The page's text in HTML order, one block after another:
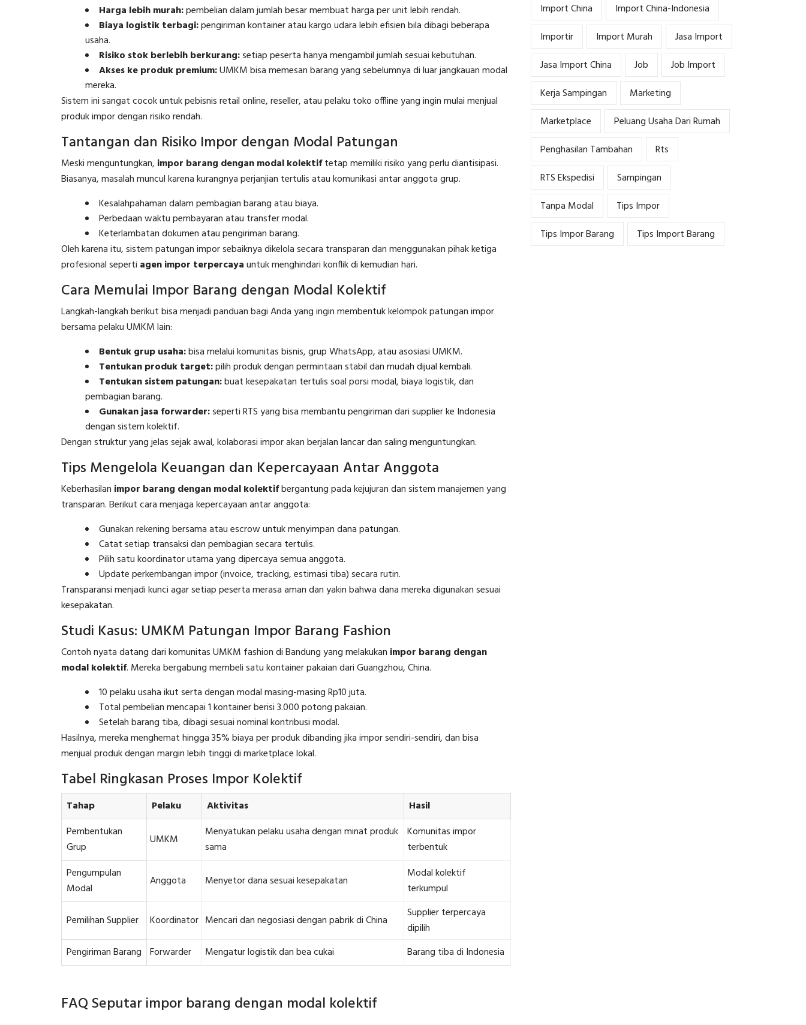
Harga lebih murah:pembelian dalam jumlah besar membuat harga per unit lebih rendah.
Biaya logistik terbagi:pengiriman kontainer atau kargo udara lebih efisien bila dibagi beberapa
usaha.
Risiko stok berlebih berkurang:setiap peserta hanya mengambil jumlah sesuai kebutuhan.
Akses ke produk premium:UMKM bisa memesan barang yang sebelumnya di luar jangkauan modal
mereka.
Sistem ini sangat cocok untuk pebisnis retail online, reseller, atau pelaku toko offline yang ingin mulai menjual
produk impor dengan risiko rendah.
Tantangan dan Risiko Impor dengan Modal Patungan
Meski menguntungkan, impor barang dengan modal kolektiftetap memiliki risiko yang perlu diantisipasi.
Biasanya, masalah muncul karena kurangnya perjanjian tertulis atau komunikasi antar anggota grup.
Kesalahpahaman dalam pembagian barang atau biaya.
Perbedaan waktu pembayaran atau transfer modal.
Keterlambatan dokumen atau pengiriman barang.
Oleh karena itu, sistem patungan impor sebaiknya dikelola secara transparan dan menggunakan pihak ketiga
profesional seperti agen impor terpercayauntuk menghindari konflik di kemudian hari.
Cara Memulai Impor Barang dengan Modal Kolektif
Langkah-langkah berikut bisa menjadi panduan bagi Anda yang ingin membentuk kelompok patungan impor
bersama pelaku UMKM lain:
Bentuk grup usaha:bisa melalui komunitas bisnis, grup WhatsApp, atau asosiasi UMKM.
Tentukan produk target:pilih produk dengan permintaan stabil dan mudah dijual kembali.
Tentukan sistem patungan:buat kesepakatan tertulis soal porsi modal, biaya logistik, dan
pembagian barang.
Gunakan jasa forwarder:seperti RTS yang bisa membantu pengiriman dari supplier ke Indonesia
dengan sistem kolektif.
Dengan struktur yang jelas sejak awal, kolaborasi impor akan berjalan lancar dan saling menguntungkan.
Tips Mengelola Keuangan dan Kepercayaan Antar Anggota
Keberhasilan impor barang dengan modal kolektifbergantung pada kejujuran dan sistem manajemen yang
transparan. Berikut cara menjaga kepercayaan antar anggota:
Gunakan rekening bersama atau escrow untuk menyimpan dana patungan.
Catat setiap transaksi dan pembagian secara tertulis.
Pilih satu koordinator utama yang dipercaya semua anggota.
Update perkembangan impor (invoice, tracking, estimasi tiba) secara rutin.
Transparansi menjadi kunci agar setiap peserta merasa aman dan yakin bahwa dana mereka digunakan sesuai
kesepakatan.
Studi Kasus: UMKM Patungan Impor Barang Fashion
Contoh nyata datang dari komunitas UMKM fashion di Bandung yang melakukan impor barang dengan
modal kolektif. Mereka bergabung membeli satu kontainer pakaian dari Guangzhou, China.
10 pelaku usaha ikut serta dengan modal masing-masing Rp10 juta.
Total pembelian mencapai 1 kontainer berisi 3.000 potong pakaian.
Setelah barang tiba, dibagi sesuai nominal kontribusi modal.
Hasilnya, mereka menghemat hingga 35% biaya per produk dibanding jika impor sendiri-sendiri, dan bisa
menjual produk dengan margin lebih tinggi di marketplace lokal.
Tabel Ringkasan Proses Impor Kolektif
Tahap Pelaku Aktivitas
Hasil
Pembentukan
Grup
UMKM
Menyatukan pelaku usaha dengan minat produk
sama
Komunitas impor
terbentuk
Pengumpulan
Modal
Anggota Menyetor dana sesuai kesepakatan
Modal kolektif
terkumpul
Pemilihan Supplier Koordinator Mencari dan negosiasi dengan pabrik di China
Supplier terpercaya
dipilih
Pengiriman Barang Forwarder Mengatur logistik dan bea cukai Barang tiba di Indonesia
FAQ Seputar impor barang dengan modal kolektif
Import China
Import China-Indonesia
Importir
Import Murah
Jasa Import
Jasa Import China
Job
Job Import
Kerja Sampingan
Marketing
Marketplace
Peluang Usaha Dari Rumah
Penghasilan Tambahan
Rts
RTS Ekspedisi
Sampingan
Tanpa Modal
Tips Impor
Tips Impor Barang
Tips Import Barang